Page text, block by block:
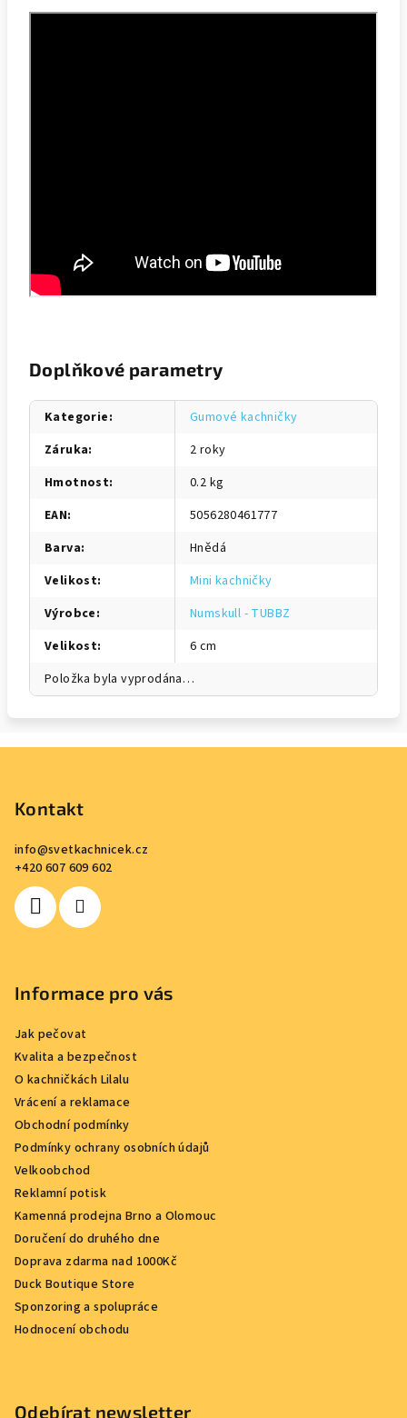
Doplňkové parametry
Kategorie:
Gumové kachničky
Záruka:
2 roky
Hmotnost:
0.2 kg
EAN:
5056280461777
Barva:
Hnědá
Velikost:
Mini kachničky
Výrobce:
Numskull - TUBBZ
Velikost:
6 cm
Položka byla vyprodána…
Kontakt
info@svetkachnicek.cz
+420 607 609 602
Informace pro vás
Jak pečovat
Kvalita a bezpečnost
O kachničkách Lilalu
Vrácení a reklamace
Obchodní podmínky
Podmínky ochrany osobních údajů
Velkoobchod
Reklamní potisk
Kamenná prodejna Brno a Olomouc
Doručení do druhého dne
Doprava zdarma nad 1000Kč
Duck Boutique Store
Sponzoring a spolupráce
Hodnocení obchodu
Odebírat newsletter